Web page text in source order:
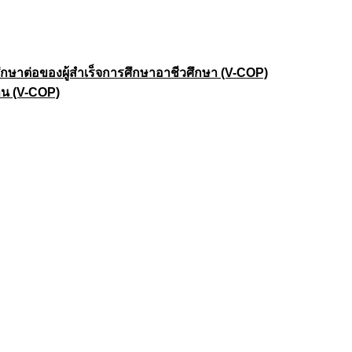
าต่อของผู้สำเร็จการศึกษาอาชีวศึกษา (V-COP)
(V-COP)